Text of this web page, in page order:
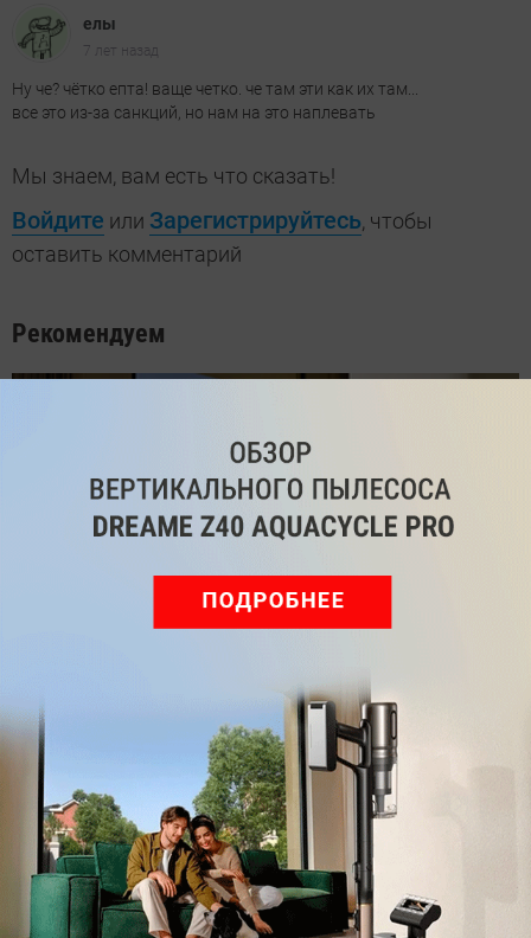
елы
7 лет назад
Ну че? чётко епта! ваще четко. че там эти как их там...
все это из-за санкций, но нам на это наплевать
Мы знаем, вам есть что сказать!
Войдите или Зарегистрируйтесь, чтобы
оставить комментарий
Рекомендуем
Обзор вертикального пылесоса Dreame Z40 AquaCycle
Pro: гибкий подход к уборке